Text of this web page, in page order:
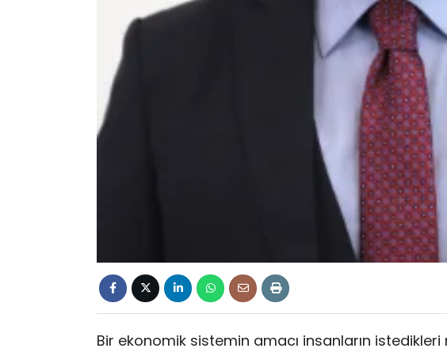
Bir ekonomik sistemin amacı insanların